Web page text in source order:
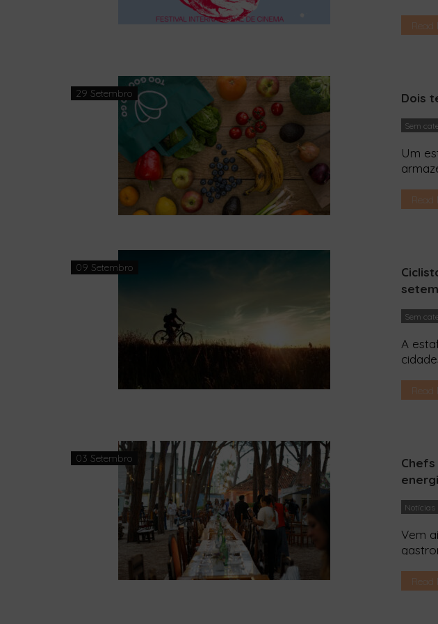
Read
29 Setembro Dois
Sem
Um
lares
Read
09 Setembro
Sem
A
Read
03 Setembro
Notícias
Vem
Read